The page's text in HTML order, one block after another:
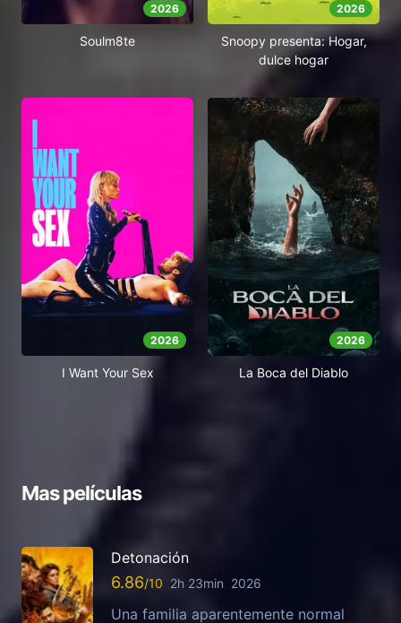
2026
Soulm8te
2026
Snoopy presenta: Hogar,
dulce hogar
2026
I Want Your Sex
2026
La Boca del Diablo
Mas películas
Detonación
6.86 2h 23min 2026
Una familia aparentemente normal